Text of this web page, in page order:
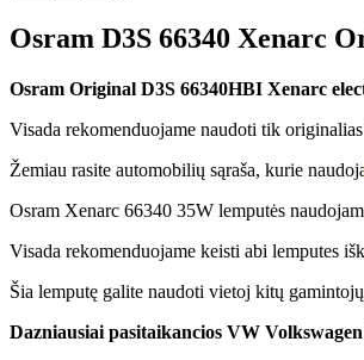
Osram D3S 66340 Xenarc
Osram Original D3S 66340HBI Xenarc
Visada rekomenduojame naudoti tik
Žemiau rasite automobilių sąraša, kurie
Osram Xenarc 66340 35W lemputės
Visada rekomenduojame keisti abi lemputes
Šia lemputę galite naudoti vietoj kitų
Dazniausiai pasitaikancios VW